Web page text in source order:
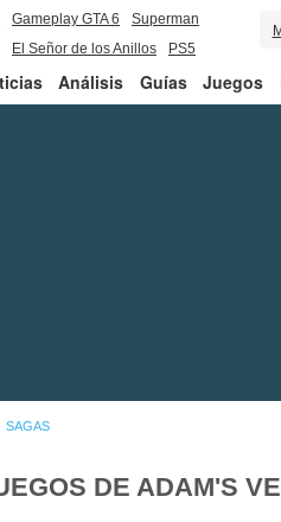
Gameplay GTA 6
Superman
El Señor de los Anillos
PS5
Análisis Guías Juegos
SAGAS
DE ADAM'S